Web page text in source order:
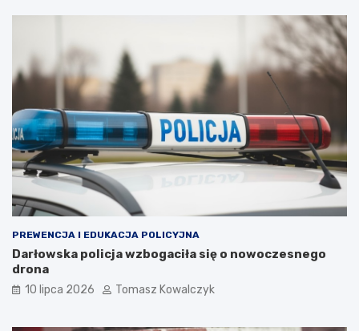
PREWENCJA I EDUKACJA POLICYJNA
Darłowska policja wzbogaciła się o nowoczesnego
drona
10 lipca 2026 Tomasz Kowalczyk